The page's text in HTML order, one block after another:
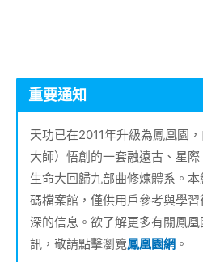
重要通知
天功已在2011年升級為鳳凰園
大師）悟創的一套融遠古、星際
生命大回歸九部曲修煉體系。
碼檔案館，僅供用戶參考與學
深的信息。欲了解更多有關鳳
訊，敬請點擊瀏覽鳳凰園網 。